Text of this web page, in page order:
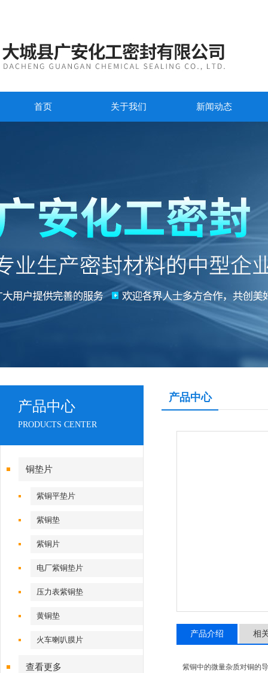
首页 关于我们 新闻动态
产品中心
PRODUCTS CENTER
铜垫片
紫铜平垫片
紫铜垫
紫铜片
电厂紫铜垫片
压力表紫铜垫
黄铜垫
火车喇叭膜片
查看更多
产品中心
产品介绍 相
紫铜中的微量杂质对铜的